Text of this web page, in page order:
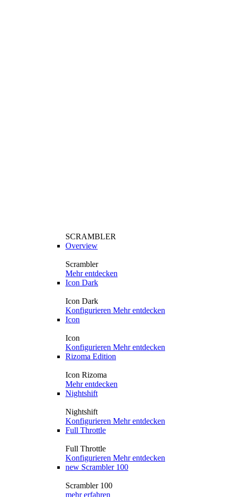
SCRAMBLER
Overview
Scrambler
Mehr entdecken
Icon Dark
Icon Dark
Konfigurieren Mehr entdecken
Icon
Icon
Konfigurieren Mehr entdecken
Rizoma Edition
Icon Rizoma
Mehr entdecken
Nightshift
Nightshift
Konfigurieren Mehr entdecken
Full Throttle
Full Throttle
Konfigurieren Mehr entdecken
new Scrambler 100
Scrambler 100
mehr erfahren